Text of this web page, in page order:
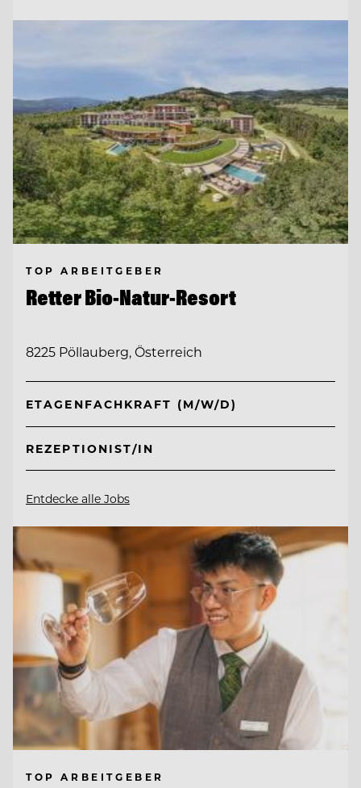
TOP ARBEITGEBER
Retter Bio-Natur-Resort
8225 Pöllauberg, Österreich
ETAGENFACHKRAFT (M/W/D)
REZEPTIONIST/IN
Entdecke alle Jobs
TOP ARBEITGEBER